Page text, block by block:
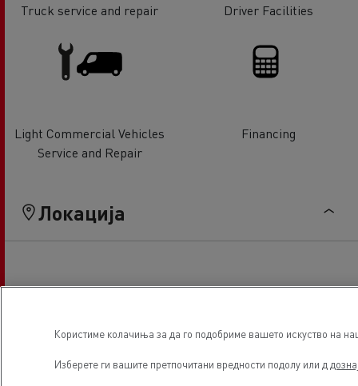
Truck service and repair Driver Facilities
Light Commercial Vehicles
Service and Repair
Financing
Локација
Користиме колачиња за да го подобриме вашето искуство на
Изберете ги вашите претпочитани вредности подолу или д